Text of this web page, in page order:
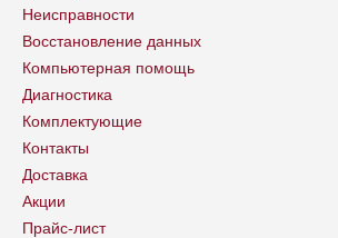
Неисправности
Восстановление данных
Компьютерная помощь
Диагностика
Комплектующие
Контакты
Доставка
Акции
Прайс-лист